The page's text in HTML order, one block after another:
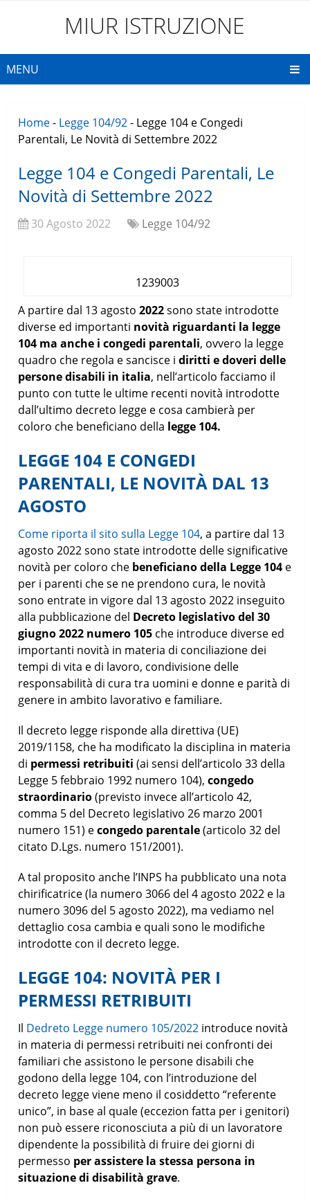
MIUR ISTRUZIONE
MENU
Home- Legge 104/92- Legge 104 e Congedi
Parentali, Le Novità di Settembre 2022
Legge 104 e Congedi Parentali, Le
Novità di Settembre 2022
30 Agosto 2022 Legge 104/92
1239003
A partire dal 13 agosto2022sono state introdotte
diverse ed importanti novità riguardanti la legge
104 ma anche i congedi parentali, ovvero la legge
quadro che regola e sancisce idiritti e doveri delle
persone disabili in italia, nell’articolo facciamo il
punto con tutte le ultime recenti novità introdotte
dall’ultimo decreto legge e cosa cambierà per
coloro che beneficiano della legge 104.
LEGGE 104 E CONGEDI
PARENTALI, LE NOVITÀ DAL 13
AGOSTO
Come riporta il sito sulla Legge 104, a partire dal 13
agosto 2022 sono state introdotte delle significative
novità per coloro che beneficiano della Legge 104 e
per i parenti che se ne prendono cura, le novità
sono entrate in vigore dal 13 agosto 2022 inseguito
alla pubblicazione del Decreto legislativo del 30
giugno 2022 numero 105 che introduce diverse ed
importanti novità in materia di conciliazione dei
tempi di vita e di lavoro, condivisione delle
responsabilità di cura tra uomini e donne e parità di
genere in ambito lavorativo e familiare.
Il decreto legge risponde alla direttiva (UE)
2019/1158, che ha modificato la disciplina in materia
di permessi retribuiti (ai sensi dell’articolo 33 della
Legge 5 febbraio 1992 numero 104),congedo
straordinario(previsto invece all’articolo 42,
comma 5 del Decreto legislativo 26 marzo 2001
numero 151) econgedo parentale(articolo 32 del
citato D.Lgs. numero 151/2001).
A tal proposito anche l’INPS ha pubblicato una nota
chirificatrice (la numero 3066 del 4 agosto 2022 e la
numero 3096 del 5 agosto 2022), ma vediamo nel
dettaglio cosa cambia e quali sono le modifiche
introdotte con il decreto legge.
LEGGE 104: NOVITÀ PER I
PERMESSI RETRIBUITI
Il Dedreto Legge numero 105/2022 introduce novità
in materia di permessi retribuiti nei confronti dei
familiari che assistono le persone disabili che
godono della legge 104, con l’introduzione del
decreto legge viene meno il cosiddetto “referente
unico”, in base al quale (eccezion fatta per i genitori)
non può essere riconosciuta a più di un lavoratore
dipendente la possibilità di fruire dei giorni di
permesso per assistere la stessa persona in
situazione di disabilità grave.